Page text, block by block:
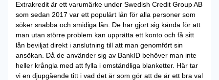
Extrakredit är ett varumärke under Swedish Credit Group AB
som sedan 2017 var ett populärt lån för alla personer som
söker snabba och smidiga lån. De har gjort sig kända för att
man utan större problem kan upprätta ett konto och få sitt
lån beviljat direkt i anslutning till att man genomfört sin
ansökan. Då de använder sig av BankID behöver man inte
heller krångla med att fylla i omständliga blanketter. Här tar
vi en djupgående titt i vad det är som gör att de är ett bra val